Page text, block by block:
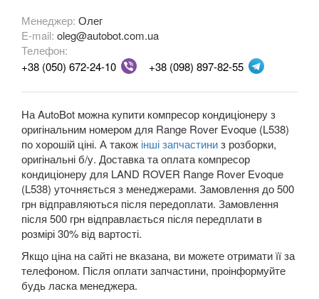
Менеджер: Олег
E-mail: oleg@autobot.com.ua
Телефон:
+38 (050) 672-24-10
+38 (098) 897-82-55
На AutoBot можна купити компресор кондиціонеру з
оригінальним номером для Range Rover Evoque (L538)
по хорошій ціні. А також інші запчастиниз розборки,
оригінальні б/у. Доставка та оплата компресор
кондиціонеру для LAND ROVER Range Rover Evoque
(L538) уточняється з менеджерами. Замовлення до 500
грн відправляються після передоплати. Замовлення
після 500 грн відправлається після передплати в
розмірі 30% від вартості.
Якщо ціна на сайті не вказана, ви можете отримати її за
телефоном. Після оплати запчастини, проінформуйте
будь ласка менеджера.